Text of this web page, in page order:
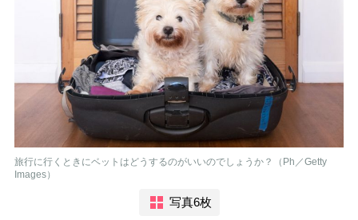
旅行に行くときにベットはどうするのがいいのでしょうか？（Ph／Getty
Images）
写真6枚